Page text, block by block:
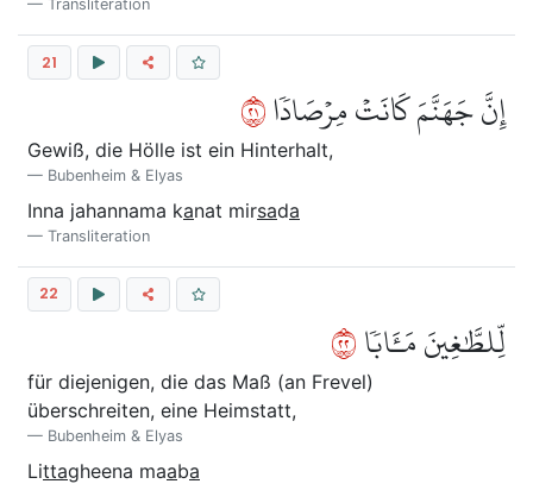
Transliteration
21
إِنَّ جَهَنَّمَ كَانَتۡ مِرۡصَادٗا١٢
Gewiß, die Hölle ist ein Hinterhalt,
Bubenheim & Elyas
Inna jahannama kanat mirsada
Transliteration
22
لِّلطَّٰغِينَ مَـَٔابٗا٢٢
für diejenigen, die das Maß (an Frevel)
überschreiten, eine Heimstatt,
Bubenheim & Elyas
Littagheena maaba